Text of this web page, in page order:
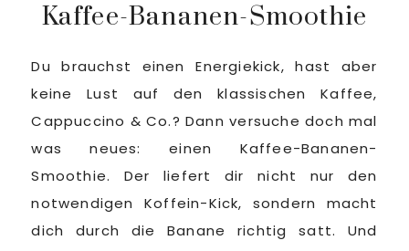
Kaffee-Bananen-Smoothie
Du brauchst einen Energiekick, hast aber
keine Lust auf den klassischen Kaffee,
Cappuccino & Co.? Dann versuche doch mal
was neues: einen Kaffee-Bananen-
Smoothie. Der liefert dir nicht nur den
notwendigen Koffein-Kick, sondern macht
dich durch die Banane richtig satt. Und